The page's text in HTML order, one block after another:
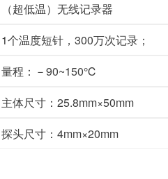
（超低温）无线记录器
1个温度短针，300万次记录；
量程：－90~150℃
主体尺寸：25.8mm×50mm
探头尺寸：4mm×20mm